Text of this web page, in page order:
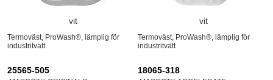
vit
Termoväst, ProWash®, lämplig för
industritvätt
vit
Termoväst, ProWash®, lämplig för
industritvätt
25565-505 18065-318